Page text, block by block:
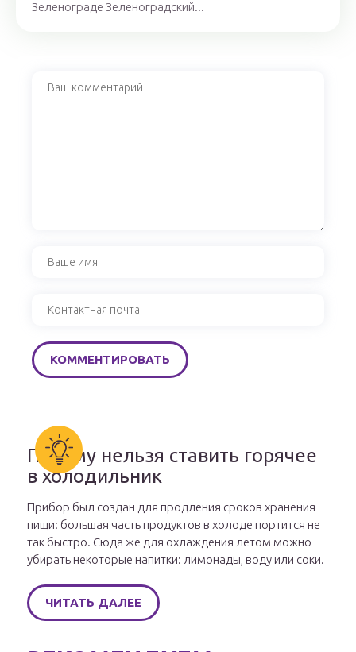
Зеленограде Зеленоградский...
Почему нельзя ставить горячее
в холодильник
Прибор был создан для продления сроков хранения
пищи: большая часть продуктов в холоде портится не
так быстро. Сюда же для охлаждения летом можно
убирать некоторые напитки: лимонады, воду или соки.
ЧИТАТЬ ДАЛЕЕ